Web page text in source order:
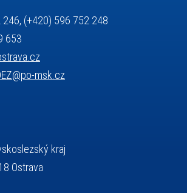
(+420) 596 752 248
653
msk.cz
kraj
Ostrava